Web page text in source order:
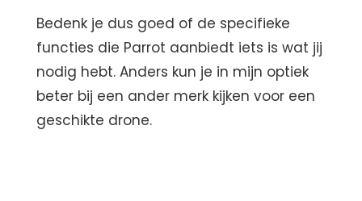
Bedenk je dus goed of de specifieke
functies die Parrot aanbiedt iets is wat jij
nodig hebt. Anders kun je in mijn optiek
beter bij een ander merk kijken voor een
geschikte drone.